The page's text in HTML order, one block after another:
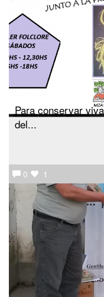
Para conservar
del...
0
1